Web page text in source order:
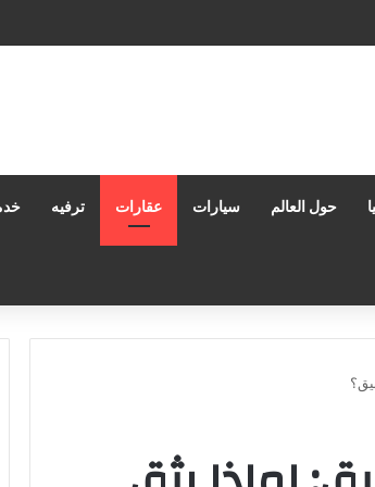
إنتاجيتك وتحمي بياناتك في بيئات العمل الحديثة؟
حول العالم سيارات عقارات ترفيه